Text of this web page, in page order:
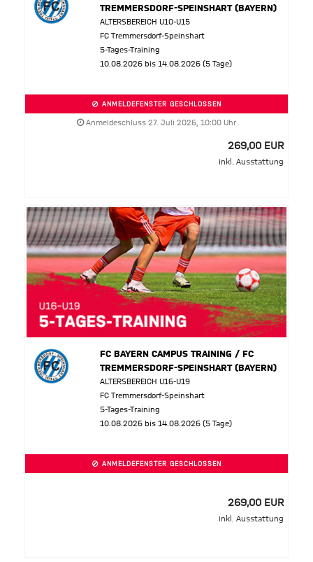
TREMMERSDORF-SPEINSHART (BAYERN)
ALTERSBEREICH U10-U15
FC Tremmersdorf-Speinshart
5-Tages-Training
10.08.2026 bis 14.08.2026 (5 Tage)
ANMELDEFENSTER GESCHLOSSEN
Anmeldeschluss 27. Juli 2026, 10:00 Uhr
269,00 EUR
inkl. Ausstattung
FC BAYERN CAMPUS TRAINING / FC
TREMMERSDORF-SPEINSHART (BAYERN)
ALTERSBEREICH U16-U19
FC Tremmersdorf-Speinshart
5-Tages-Training
10.08.2026 bis 14.08.2026 (5 Tage)
ANMELDEFENSTER GESCHLOSSEN
269,00 EUR
inkl. Ausstattung